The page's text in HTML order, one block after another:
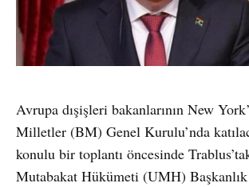
Avrupa dışişleri bakanlarının New
Milletler (BM) Genel Kurulu’nda
konulu bir toplantı öncesinde
Mutabakat Hükümeti (UMH)